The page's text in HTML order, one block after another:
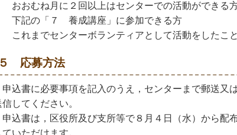
おおむね月に２回以上はセンターでの活動ができる
下記の「７ 養成講座」に参加できる方
これまでセンターボランティアとして活動をしたこ
５ 応募方法
込書に必要事項を記入のうえ，センターまで郵送又
信してください。
込書は，区役所及び支所等で８月４日（水）から配
ていただけます。